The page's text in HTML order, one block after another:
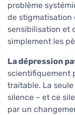
problème
de stigmatisation
sensibilisation et
simplement les
La dépression
scientifiquement
traitable. La
silence – et ce
par un